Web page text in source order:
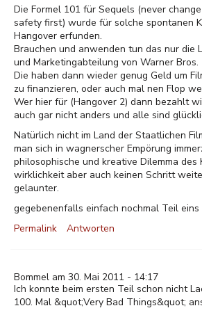
Die Formel 101 für Sequels (never
safety first) wurde für solche spontanen
Hangover erfunden.
Brauchen und anwenden tun das nur die
und Marketingabteilung von Warner Bros.
Die haben dann wieder genug Geld um
zu finanzieren, oder auch mal nen Flop
Wer hier für (Hangover 2) dann bezahlt
auch gar nicht anders und alle sind
Natürlich nicht im Land der Staatlichen
man sich in wagnerscher Empörung
philosophische und kreative Dilemma des
wirklichkeit aber auch keinen Schritt
gelaunter.
gegebenenfalls einfach nochmal Teil eins
Permalink
Antworten
Bommel am 30. Mai 2011 - 14:17
Ich konnte beim ersten Teil schon nicht
100. Mal &quot;Very Bad Things&quot;